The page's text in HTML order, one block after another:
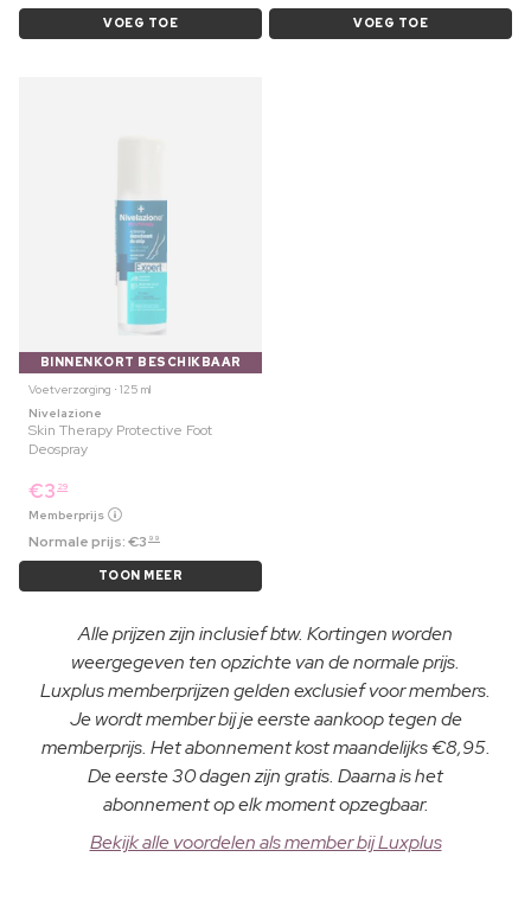
VOEG TOE VOEG TOE
BINNENKORT BESCHIKBAAR
Voetverzorging ⋅ 125 ml
Nivelazione
Skin Therapy Protective Foot
Deospray
€3 29
Memberprijs
Normale prijs:€3 99
TOON MEER
Alle prijzen zijn inclusief btw. Kortingen worden
weergegeven ten opzichte van de normale prijs.
Luxplus memberprijzen gelden exclusief voor members.
Je wordt member bij je eerste aankoop tegen de
memberprijs. Het abonnement kost maandelijks €8,95.
De eerste 30 dagen zijn gratis. Daarna is het
abonnement op elk moment opzegbaar.
Bekijk alle voordelen als member bij Luxplus